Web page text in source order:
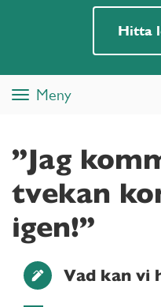
Hitta
ToggleMeny
”Jag
tvekan
igen!”
Vad kan vi